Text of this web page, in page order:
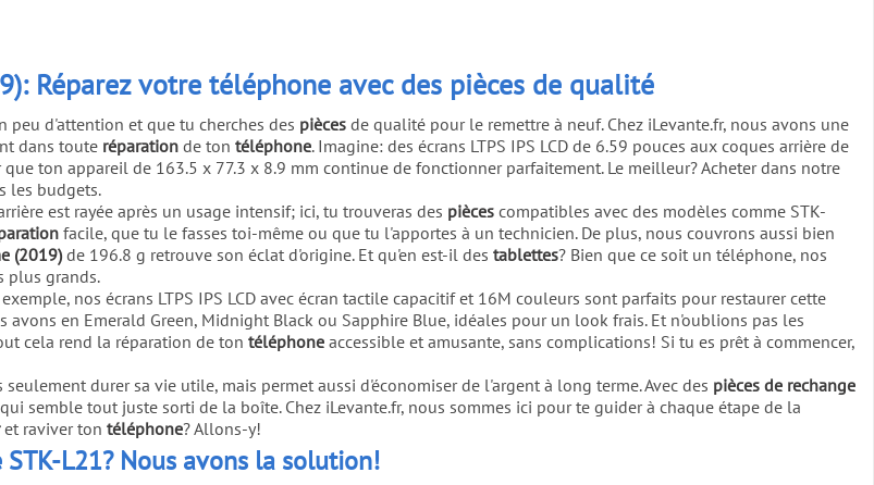
Réparez votre téléphone avec des pièces de qualité
peu d'attention et que tu cherches des pièces de qualité pour le remettre à neuf. Chez iLevante.fr, nous avons une
dans toute réparation de ton téléphone. Imagine: des écrans LTPS IPS LCD de 6.59 pouces aux coques arrière de
ton appareil de 163.5 x 77.3 x 8.9 mm continue de fonctionner parfaitement. Le meilleur? Acheter dans notre
les budgets.
est rayée après un usage intensif; ici, tu trouveras des pièces compatibles avec des modèles comme STK-
facile, que tu le fasses toi-même ou que tu l'apportes à un technicien. De plus, nous couvrons aussi bien
(2019)de 196.8 g retrouve son éclat d'origine. Et qu'en est-il des tablettes? Bien que ce soit un téléphone, nos
plus grands.
nos écrans LTPS IPS LCD avec écran tactile capacitif et 16M couleurs sont parfaits pour restaurer cette
avons en Emerald Green, Midnight Black ou Sapphire Blue, idéales pour un look frais. Et n'oublions pas les
cela rend la réparation de ton téléphone accessible et amusante, sans complications! Si tu es prêt à commencer,
durer sa vie utile, mais permet aussi d'économiser de l'argent à long terme. Avec des pièces de rechange
semble tout juste sorti de la boîte. Chez iLevante.fr, nous sommes ici pour te guider à chaque étape de la
et raviver ton téléphone? Allons-y!
L21? Nous avons la solution!